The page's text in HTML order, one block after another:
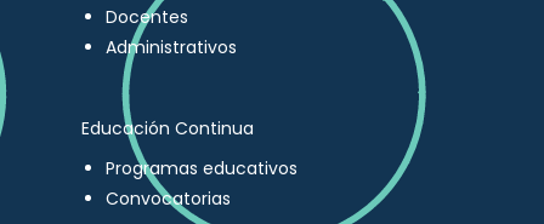
Docentes
Administrativos
Educación Continua
Programas educativos
Convocatorias